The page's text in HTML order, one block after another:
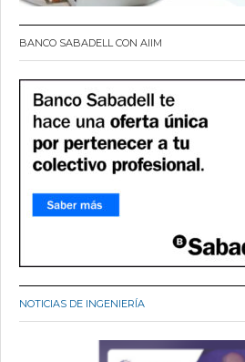
BANCO SABADELL CON AIIM
NOTICIAS DE INGENIERÍA